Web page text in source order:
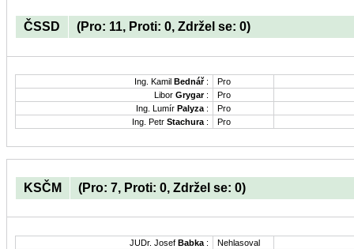
ČSSD (Pro: 11, Proti: 0, Zdržel se: 0)
Ing. Kamil Bednář:
Pro
Libor Grygar:
Pro
Ing. Lumír Palyza:
Pro
Ing. Petr Stachura: Pro
KSČM (Pro: 7, Proti: 0, Zdržel se: 0)
JUDr. Josef Babka :
Nehlasoval